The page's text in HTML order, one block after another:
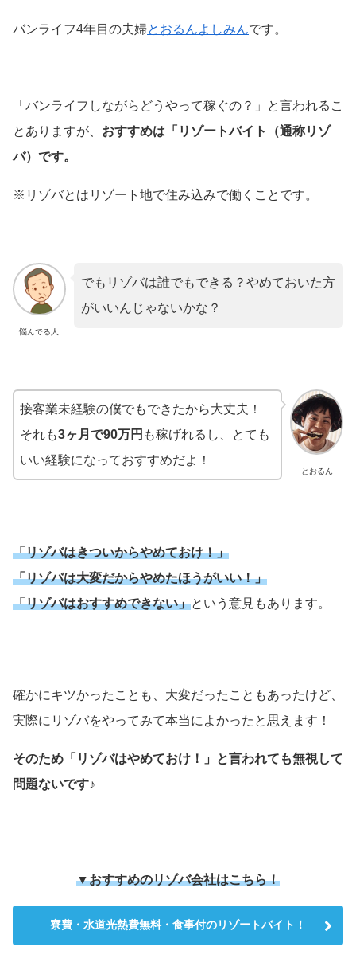
バンライフ4年目の夫婦とおるんよしみんです。
「バンライフしながらどうやって稼ぐの？」と言われるこ
とありますが、 おすすめは「リゾートバイト（通称リゾ
バ）です。
※リゾバとはリゾート地で住み込みで働くことです。
悩んでる人
でもリゾバは誰でもできる？やめておいた方
がいいんじゃないかな？
とおるん
接客業未経験の僕でもできたから大丈夫！
それも3ヶ月で90万円 も稼げれるし、とても
いい経験になっておすすめだよ！
「リゾバはきついからやめておけ！」
「リゾバは大変だからやめたほうがいい！」
「リゾバはおすすめできない」という意見もあります。
確かにキツかったことも、大変だったこともあったけど、
実際にリゾバをやってみて本当によかったと思えます！
そのため「リゾバはやめておけ！」と言われても無視して
問題ないです♪
▼おすすめのリゾバ会社はこちら！
寮費・水道光熱費無料・食事付のリゾートバイト！